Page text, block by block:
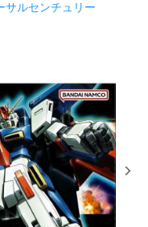
サルセンチュリー